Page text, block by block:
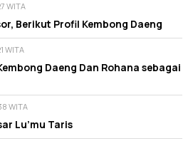
WITA
Berikut Profil Kembong Daeng
WITA
Daeng Dan Rohana sebagai
WITA
Lu’mu Taris